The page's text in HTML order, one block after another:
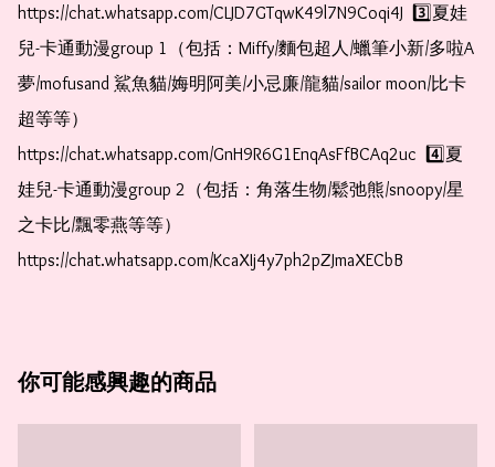
https://chat.whatsapp.com/CLJD7GTqwK49l7N9Coqi4J  3️⃣夏娃
兒-卡通動漫group 1（包括：Miffy/麵包超人/蠟筆小新/多啦A
夢/mofusand 鯊魚貓/娒明阿美/小忌廉/龍貓/sailor moon/比卡
超等等）
https://chat.whatsapp.com/GnH9R6G1EnqAsFfBCAq2uc  4️⃣夏
娃兒-卡通動漫group 2（包括：角落生物/鬆弛熊/snoopy/星
之卡比/飄零燕等等）
https://chat.whatsapp.com/KcaXIj4y7ph2pZJmaXECbB
你可能感興趣的商品